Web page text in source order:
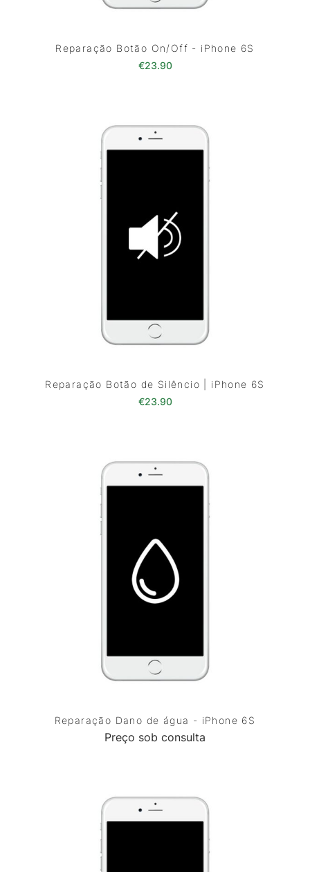
Reparação Botão On/Off - iPhone 6S
€23.90
Reparação Botão de Silêncio | iPhone 6S
€23.90
Reparação Dano de água - iPhone 6S
Preço sob consulta